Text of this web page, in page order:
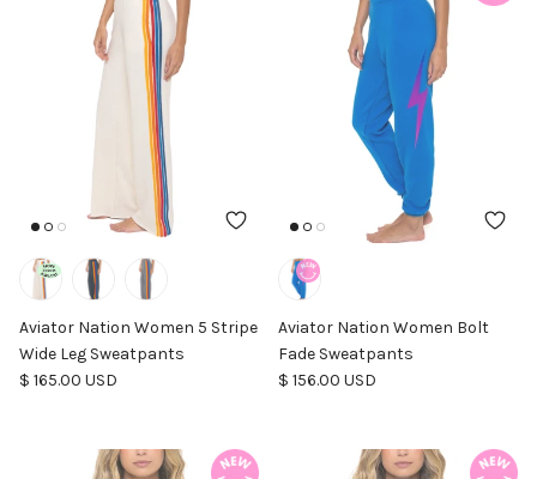
Aviator Nation Women 5 Stripe
Wide Leg Sweatpants
Precio normal
$ 165.00 USD
Aviator Nation Women Bolt
Fade Sweatpants
Precio normal
$ 156.00 USD